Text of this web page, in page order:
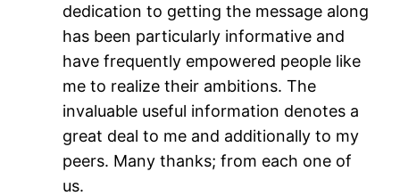
dedication to getting the message along
has been particularly informative and
have frequently empowered people like
me to realize their ambitions. The
invaluable useful information denotes a
great deal to me and additionally to my
peers. Many thanks; from each one of
us.